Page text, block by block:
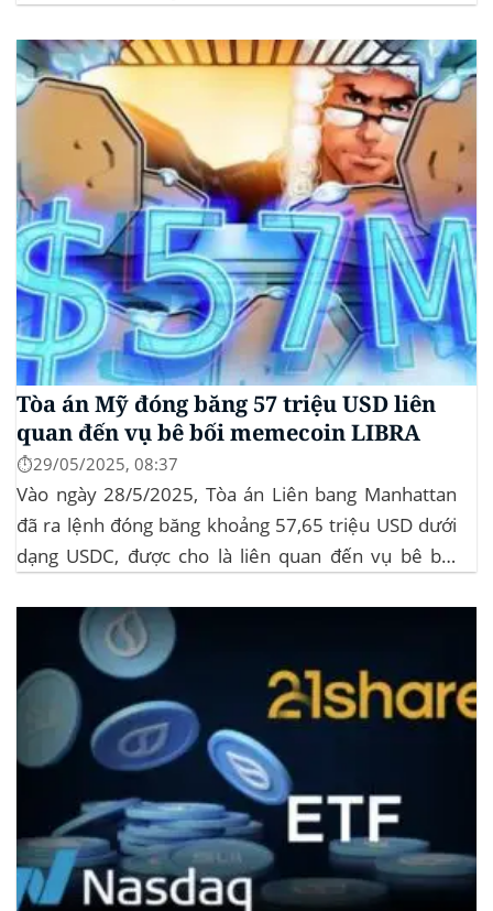
không yêu cầu mức đầu tư tối thiểu. mTBILL được
bảo chứng bằng...
Tòa án Mỹ đóng băng 57 triệu USD liên
quan đến vụ bê bối memecoin LIBRA
⏱️29/05/2025, 08:37
Vào ngày 28/5/2025, Tòa án Liên bang Manhattan
đã ra lệnh đóng băng khoảng 57,65 triệu USD dưới
dạng USDC, được cho là liên quan đến vụ bê bối
tập thể do Burwick Law đại diện, cáo buộc các công